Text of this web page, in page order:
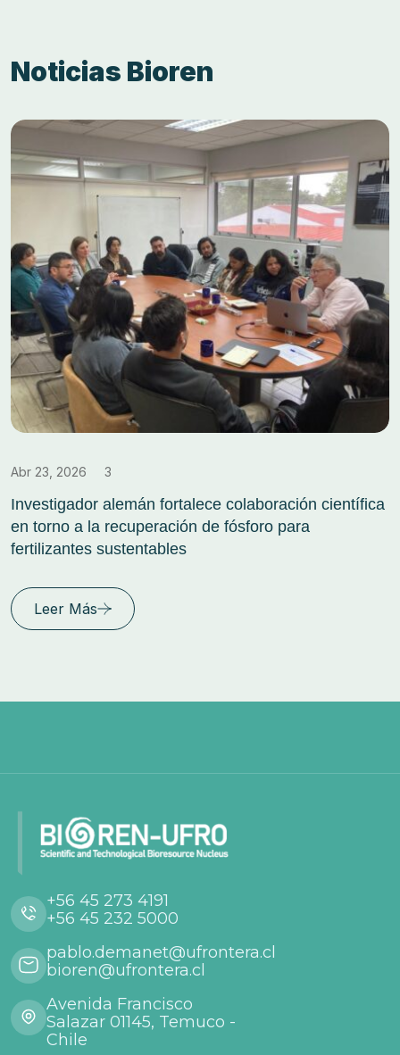
Noticias Bioren
Abr 23, 2026 3
Investigador alemán fortalece colaboración científica
en torno a la recuperación de fósforo para
fertilizantes sustentables
Leer Más
+56 45 273 4191
+56 45 232 5000
pablo.demanet@ufrontera.cl
bioren@ufrontera.cl
Avenida Francisco
Salazar 01145, Temuco -
Chile